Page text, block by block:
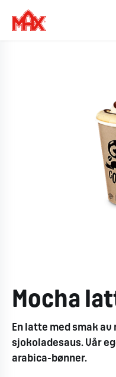
Mocha
En latte med smak
sjokoladesaus. Vår
arabica-bønner.